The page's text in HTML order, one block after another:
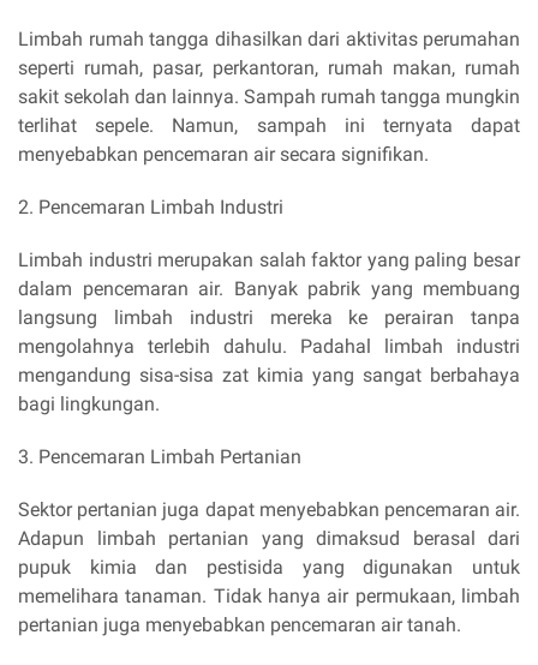
Limbah rumah tangga dihasilkan dari aktivitas perumahan
seperti rumah, pasar, perkantoran, rumah makan, rumah
sakit sekolah dan lainnya. Sampah rumah tangga mungkin
terlihat sepele. Namun, sampah ini ternyata dapat
menyebabkan pencemaran air secara signifikan.
2. Pencemaran Limbah Industri
Limbah industri merupakan salah faktor yang paling besar
dalam pencemaran air. Banyak pabrik yang membuang
langsung limbah industri mereka ke perairan tanpa
mengolahnya terlebih dahulu. Padahal limbah industri
mengandung sisa-sisa zat kimia yang sangat berbahaya
bagi lingkungan.
3. Pencemaran Limbah Pertanian
Sektor pertanian juga dapat menyebabkan pencemaran air.
Adapun limbah pertanian yang dimaksud berasal dari
pupuk kimia dan pestisida yang digunakan untuk
memelihara tanaman. Tidak hanya air permukaan, limbah
pertanian juga menyebabkan pencemaran air tanah.